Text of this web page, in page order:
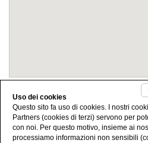
Condividi
Uso dei cookies
Questo sito fa uso di cookies. I nostri
Partners (cookies di terzi) servono per
con noi. Per questo motivo, insieme ai
processiamo informazioni non sensibili